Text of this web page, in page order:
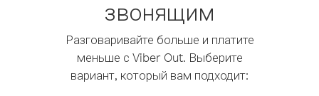
звонящим
Разговаривайте больше и платите
меньше с Viber Out. Выберите
вариант, который вам подходит: